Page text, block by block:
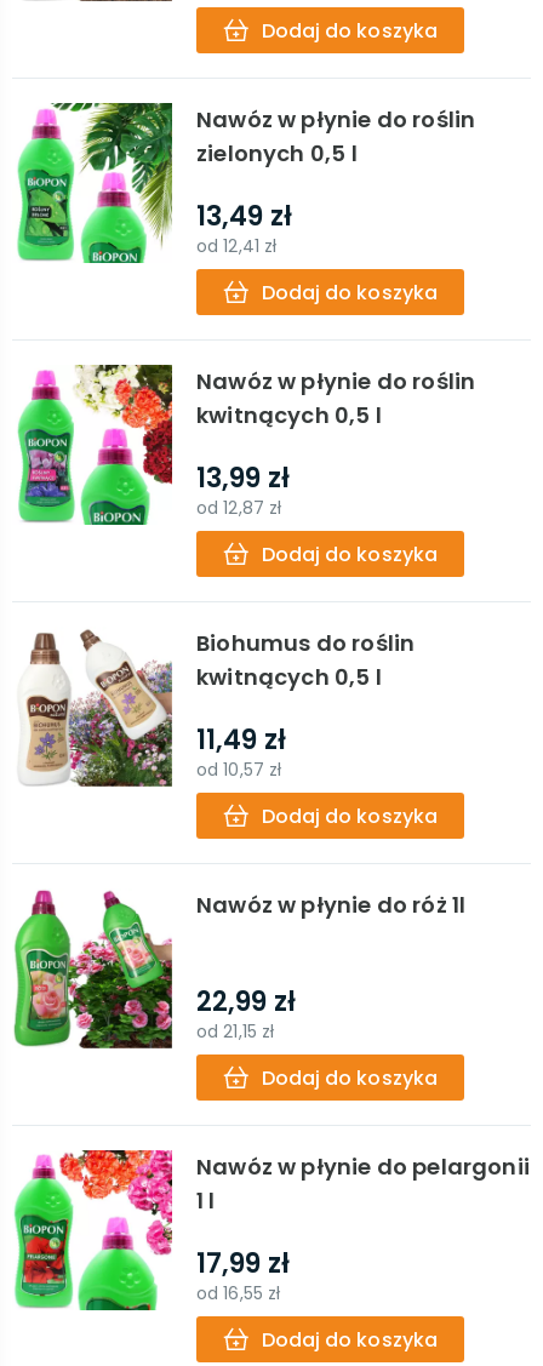
Dodaj do koszyka
Nawóz w płynie do roślin
zielonych 0,5 l
13,49 zł
od12,41 zł
Dodaj do koszyka
Nawóz w płynie do roślin
kwitnących 0,5 l
13,99 zł
od12,87 zł
Dodaj do koszyka
Biohumus do roślin
kwitnących 0,5 l
11,49 zł
od10,57 zł
Dodaj do koszyka
Nawóz w płynie do róż 1l
22,99 zł
od21,15 zł
Dodaj do koszyka
Nawóz w płynie do pelargonii
1 l
17,99 zł
od16,55 zł
Dodaj do koszyka